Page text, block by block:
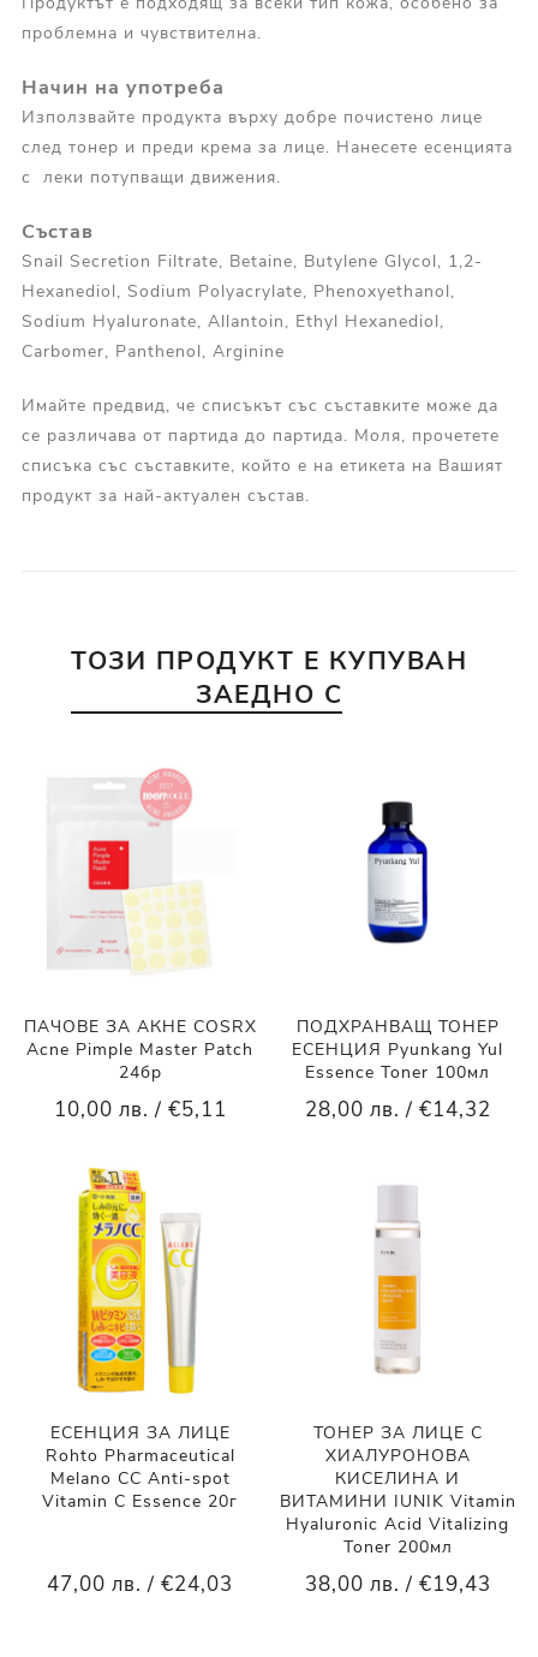
проблемна и чувствителна.
Начин на употреба
Използвайте продукта върху добре почистено лице
след тонер и преди крема за лице. Нанесете есенцията
с леки потупващи движения.
Състав
Snail Secretion Filtrate, Betaine, Butylene Glycol, 1,2-
Hexanediol, Sodium Polyacrylate, Phenoxyethanol,
Sodium Hyaluronate, Allantoin, Ethyl Hexanediol,
Carbomer, Panthenol, Arginine
Имайте предвид, че списъкът със съставките може да
се различава от партида до партида. Моля, прочетете
списъка със съставките, който е на етикета на Вашият
продукт за най-актуален състав.
ТОЗИ ПРОДУКТ Е КУПУВАН
ЗАЕДНО С
ПАЧОВЕ ЗА АКНЕ COSRX
Acne Pimple Master Patch
24бр
10,00 лв. / €5,11
ПОДХРАНВАЩ ТОНЕР
ЕСЕНЦИЯ Pyunkang Yul
Essence Toner 100мл
28,00 лв. / €14,32
ЕСЕНЦИЯ ЗА ЛИЦЕ
Rohto Pharmaceutical
Melano CC Anti-spot
Vitamin C Essence 20г
47,00 лв. / €24,03
ТОНЕР ЗА ЛИЦЕ С
ХИАЛУРОНОВА
КИСЕЛИНА И
ВИТАМИНИ IUNIK Vitamin
Hyaluronic Acid Vitalizing
Toner 200мл
38,00 лв. / €19,43